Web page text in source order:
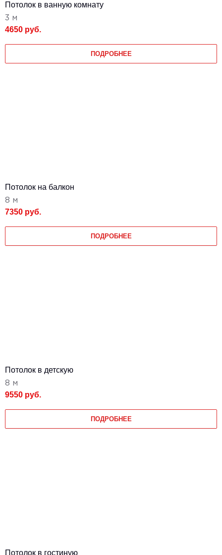
Потолок в ванную комнату
3 м
4650 руб.
ПОДРОБНЕЕ
Потолок на балкон
8 м
7350 руб.
ПОДРОБНЕЕ
Потолок в детскую
8 м
9550 руб.
ПОДРОБНЕЕ
Потолок в гостиную